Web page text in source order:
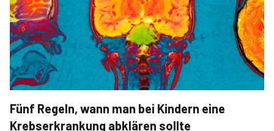
Fünf Regeln, wann man bei Kindern eine
Krebserkrankung abklären sollte